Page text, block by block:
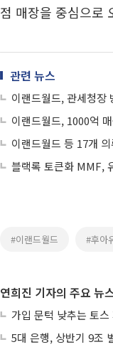
점 매장을 중심으로
관련 뉴스
이랜드월드, 관세청장
이랜드월드, 1000억
이랜드월드 등 17개
블랙록 토큰화 MMF,
#이랜드월드 #후아
연희진 기자의 주요 뉴
가입 문턱 낮추는 토
5대 은행, 상반기 9조